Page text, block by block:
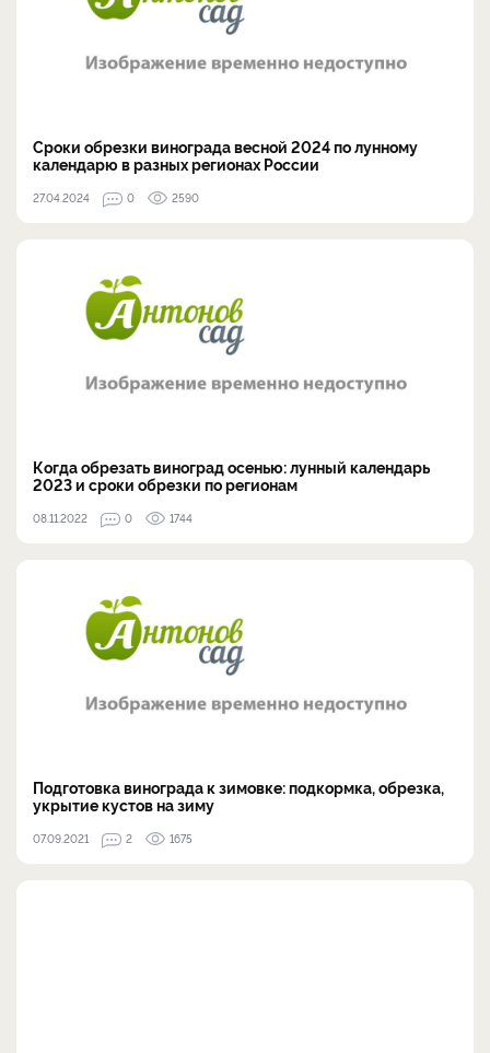
Сроки обрезки винограда весной 2024 по лунному
календарю в разных регионах России
27.04.2024 0 2590
Когда обрезать виноград осенью: лунный календарь
2023 и сроки обрезки по регионам
08.11.2022 0 1744
Подготовка винограда к зимовке: подкормка, обрезка,
укрытие кустов на зиму
07.09.2021 2 1675